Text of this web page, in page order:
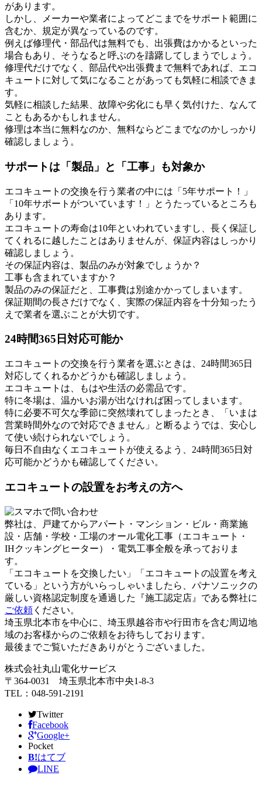
があります。
しかし、メーカーや業者によってどこまでをサポート範囲に
含むか、規定が異なっているのです。
例えば修理代・部品代は無料でも、出張費はかかるといった
場合もあり、そうなると呼ぶのを躊躇してしまうでしょう。
修理代だけでなく、部品代や出張費まで無料であれば、エコ
キュートに対して気になることがあっても気軽に相談できま
す。
気軽に相談した結果、故障や劣化にも早く気付けた、なんて
こともあるかもしれません。
修理は本当に無料なのか、無料ならどこまでなのかしっかり
確認しましょう。
サポートは「製品」と「工事」も対象か
エコキュートの交換を行う業者の中には「5年サポート！」
「10年サポートがついています！」とうたっているところも
あります。
エコキュートの寿命は10年といわれていますし、長く保証し
てくれるに越したことはありませんが、保証内容はしっかり
確認しましょう。
その保証内容は、製品のみが対象でしょうか？
工事も含まれていますか？
製品のみの保証だと、工事費は別途かかってしまいます。
保証期間の長さだけでなく、実際の保証内容を十分知ったう
えで業者を選ぶことが大切です。
24時間365日対応可能か
エコキュートの交換を行う業者を選ぶときは、24時間365日
対応してくれるかどうかも確認しましょう。
エコキュートは、もはや生活の必需品です。
特に冬場は、温かいお湯が出なければ困ってしまいます。
特に必要不可欠な季節に突然壊れてしまったとき、「いまは
営業時間外なので対応できません」と断るようでは、安心し
て使い続けられないでしょう。
毎日不自由なくエコキュートが使えるよう、24時間365日対
応可能かどうかも確認してください。
エコキュートの設置をお考えの方へ
弊社は、戸建てからアパート・マンション・ビル・商業施
設・店舗・学校・工場のオール電化工事（エコキュート・
IHクッキングヒーター）・電気工事全般を承っておりま
す。
「エコキュートを交換したい」「エコキュートの設置を考え
ている」という方がいらっしゃいましたら、パナソニックの
厳しい資格認定制度を通過した『施工認定店』である弊社に
ご依頼 ください。
埼玉県北本市を中心に、埼玉県越谷市や行田市を含む周辺地
域のお客様からのご依頼をお待ちしております。
最後までご覧いただきありがとうございました。
株式会社丸山電化サービス
〒364-0031 埼玉県北本市中央1-8-3
TEL：048-591-2191
Twitter
Facebook
Google+
Pocket
B!はてブ
LINE